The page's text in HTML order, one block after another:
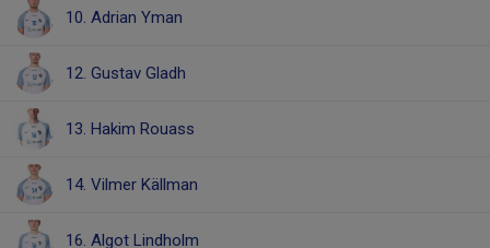
10. Adrian Yman
12. Gustav Gladh
13. Hakim Rouass
14. Vilmer Källman
16. Algot Lindholm